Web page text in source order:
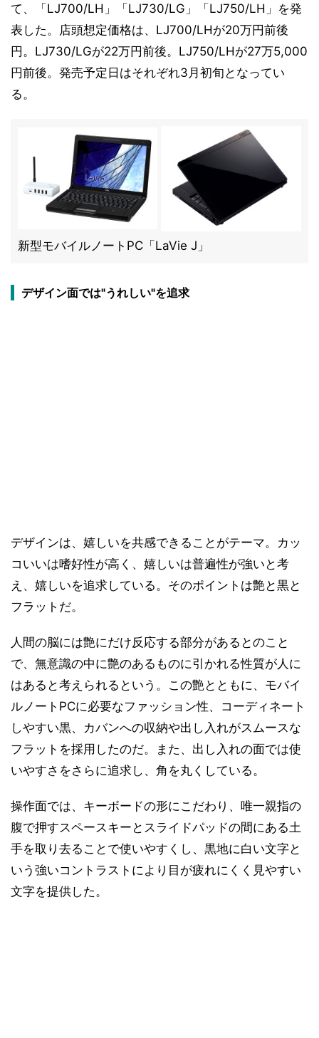
て、「LJ700/LH」「LJ730/LG」「LJ750/LH」を発
表した。店頭想定価格は、LJ700/LHが20万円前後
円。LJ730/LGが22万円前後。LJ750/LHが27万5,000
円前後。発売予定日はそれぞれ3月初旬となってい
る。
新型モバイルノートPC「LaVie J」
デザイン面では"うれしい"を追求
デザインは、嬉しいを共感できることがテーマ。カッ
コいいは嗜好性が高く、嬉しいは普遍性が強いと考
え、嬉しいを追求している。そのポイントは艶と黒と
フラットだ。
人間の脳には艶にだけ反応する部分があるとのこと
で、無意識の中に艶のあるものに引かれる性質が人に
はあると考えられるという。この艶とともに、モバイ
ルノートPCに必要なファッション性、コーディネート
しやすい黒、カバンへの収納や出し入れがスムースな
フラットを採用したのだ。また、出し入れの面では使
いやすさをさらに追求し、角を丸くしている。
操作面では、キーボードの形にこだわり、唯一親指の
腹で押すスペースキーとスライドパッドの間にある土
手を取り去ることで使いやすくし、黒地に白い文字と
いう強いコントラストにより目が疲れにくく見やすい
文字を提供した。